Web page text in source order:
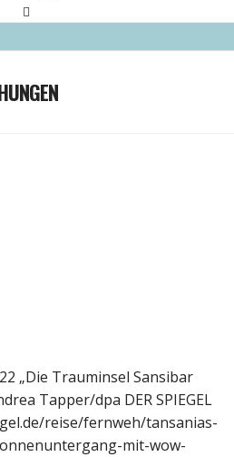
„Die Trauminsel Sansibar
Tapper/dpa DER SPIEGEL
reise/fernweh/tansanias-
mit-wow-